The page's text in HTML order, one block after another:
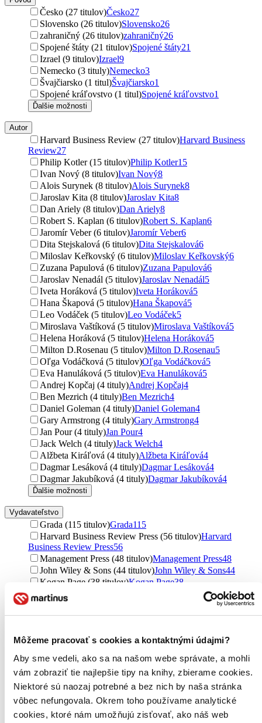
Môžeme pracovať s cookies a kontaktnými údajmi?
Aby sme vedeli, ako sa na našom webe správate, a mohli
vám zobraziť tie najlepšie tipy na knihy, zbierame cookies.
Niektoré sú naozaj potrebné a bez nich by naša stránka
vôbec nefungovala. Okrem toho používame analytické
cookies, ktoré nám umožňujú zisťovať, ako náš web
Česko (27 titulov)Česko27
Slovensko (26 titulov)Slovensko26
zahraničný (26 titulov)zahraničný26
Spojené štáty (21 titulov)Spojené štáty21
Izrael (9 titulov)Izrael9
Nemecko (3 tituly)Nemecko3
Švajčiarsko (1 titul)Švajčiarsko1
Spojené kráľovstvo (1 titul)Spojené kráľovstvo1
Ďalšie možnosti
Autor
Harvard Business Review (27 titulov)Harvard Business
Review27
Philip Kotler (15 titulov)Philip Kotler15
Ivan Nový (8 titulov)Ivan Nový8
Alois Surynek (8 titulov)Alois Surynek8
Jaroslav Kita (8 titulov)Jaroslav Kita8
Dan Ariely (8 titulov)Dan Ariely8
Robert S. Kaplan (6 titulov)Robert S. Kaplan6
Jaromír Veber (6 titulov)Jaromír Veber6
Dita Stejskalová (6 titulov)Dita Stejskalová6
Miloslav Keřkovský (6 titulov)Miloslav Keřkovský6
Zuzana Papulová (6 titulov)Zuzana Papulová6
Jaroslav Nenadál (5 titulov)Jaroslav Nenadál5
Iveta Horáková (5 titulov)Iveta Horáková5
Hana Škapová (5 titulov)Hana Škapová5
Leo Vodáček (5 titulov)Leo Vodáček5
Miroslava Vaštíková (5 titulov)Miroslava Vaštíková5
Helena Horáková (5 titulov)Helena Horáková5
Milton D.Rosenau (5 titulov)Milton D.Rosenau5
Oľga Vodáčková (5 titulov)Oľga Vodáčková5
Eva Hanuláková (5 titulov)Eva Hanuláková5
Andrej Kopčaj (4 tituly)Andrej Kopčaj4
Ben Mezrich (4 tituly)Ben Mezrich4
Daniel Goleman (4 tituly)Daniel Goleman4
Gary Armstrong (4 tituly)Gary Armstrong4
Jan Pour (4 tituly)Jan Pour4
Jack Welch (4 tituly)Jack Welch4
Alžbeta Kiráľová (4 tituly)Alžbeta Kiráľová4
Dagmar Lesáková (4 tituly)Dagmar Lesáková4
Dagmar Jakubíková (4 tituly)Dagmar Jakubíková4
Ďalšie možnosti
Vydavateľstvo
Grada (115 titulov)Grada115
Harvard Business Review Press (56 titulov)Harvard
Business Review Press56
Management Press (48 titulov)Management Press48
John Wiley & Sons (44 titulov)John Wiley & Sons44
Kogan Page (38 titulov)Kogan Page38
Computer Press (17 titulov)
17
Wolters Kluwer (Iura Edition) (14 titulov)Wolters Kluwer
C. H. Beck (14 titulov)C. H. Beck14
pro jakost12
Routledge (11 titulov) Routledge11
Professional Publishing (10 titulov)Professional
Publishing
BIZBOOKS (9 titulov)
BIZBOOKS
Wolters Kluwer ČR (7 titulov)Wolters Kluwer ČR7